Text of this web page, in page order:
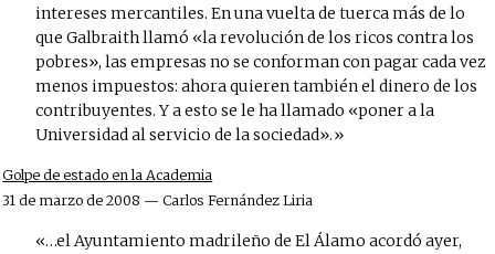
intereses mercantiles. En una vuelta de tuerca más de lo
que Galbraith llamó «la revolución de los ricos contra los
pobres», las empresas no se conforman con pagar cada vez
menos impuestos: ahora quieren también el dinero de los
contribuyentes. Y a esto se le ha llamado «poner a la
Universidad al servicio de la sociedad».
Golpe de estado en la Academia
31 de marzo de 2008 — Carlos Fernández Liria
…el Ayuntamiento madrileño de El Álamo acordó ayer,